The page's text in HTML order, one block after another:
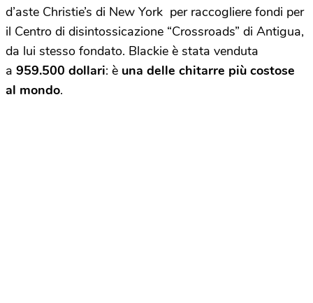
d’aste Christie’s di New York per raccogliere fondi per
il Centro di disintossicazione “Crossroads” di Antigua,
da lui stesso fondato. Blackie è stata venduta
a 959.500 dollari: è una delle chitarre più costose
al mondo.